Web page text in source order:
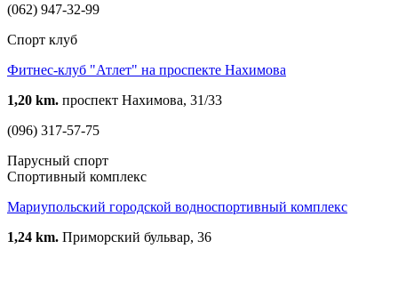
(062) 947-32-99
Спорт клуб
Фитнес-клуб "Атлет" на проспекте Нахимова
1,20 km. проспект Нахимова, 31/33
(096) 317-57-75
Парусный спорт
Спортивный комплекс
Мариупольский городской водноспортивный комплекс
1,24 km. Приморский бульвар, 36